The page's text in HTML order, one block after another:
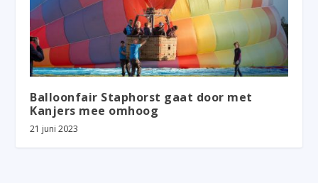
Balloonfair Staphorst gaat door met
Kanjers mee omhoog
21 juni 2023